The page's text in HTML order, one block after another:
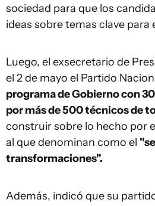
sociedad para que los
ideas sobre temas clave para
Luego, el exsecretario de
el 2 de mayo el Partido
programa de Gobierno con
por más de 500 técnicos de
construir sobre lo hecho por
al que denominan como el
transformaciones".
Además, indicó que su